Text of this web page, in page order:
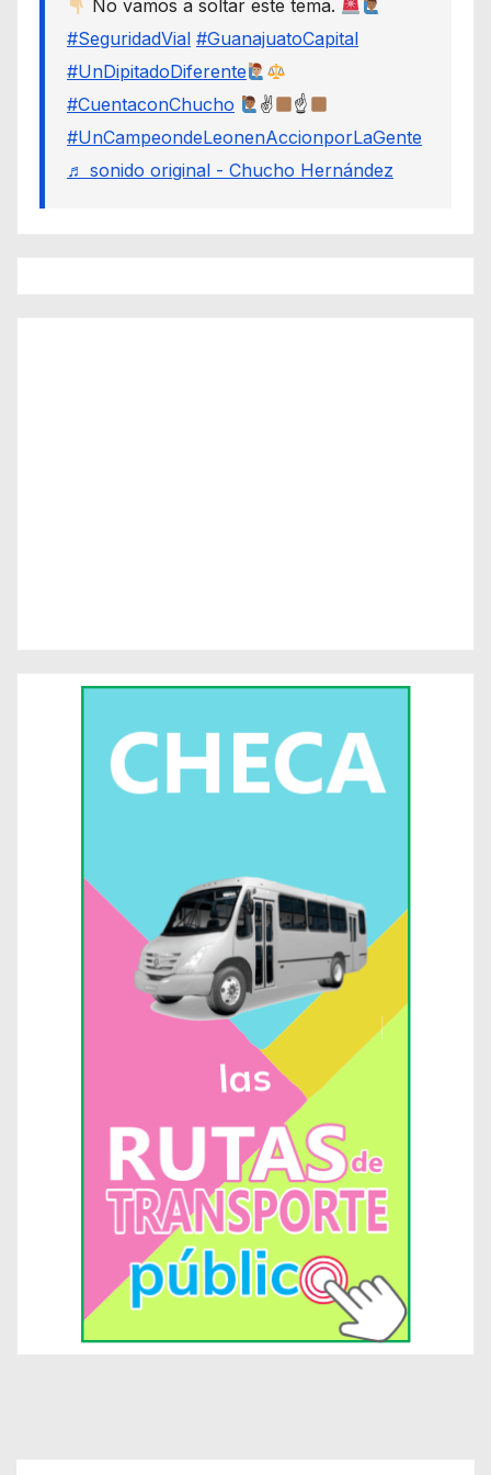
No vamos a soltar este tema.
#SeguridadVial #GuanajuatoCapital
#UnDipitadoDiferente
#CuentaconChucho
✌
☝
#UnCampeondeLeonenAccionporLaGente
♬ sonido original - Chucho Hernández